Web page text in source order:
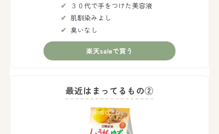
３０代で手をつけた美容液
肌馴染みよし
臭いなし
楽天saleで買う
最近はまってるもの②